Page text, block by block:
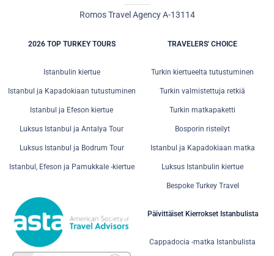
Romos Travel Agency A-13114
2026 TOP TURKEY TOURS
Istanbulin kiertue
Istanbul ja Kapadokiaan tutustuminen
Istanbul ja Efeson kiertue
Luksus Istanbul ja Antalya Tour
Luksus Istanbul ja Bodrum Tour
Istanbul, Efeson ja Pamukkale -kiertue
TRAVELERS' CHOICE
Turkin kiertueelta tutustuminen
Turkin valmistettuja retkiä
Turkin matkapaketti
Bosporin risteilyt
Istanbul ja Kapadokiaan matka
Luksus Istanbulin kiertue
Bespoke Turkey Travel
Päivittäiset Kierrokset Istanbulista
Cappadocia -matka Istanbulista